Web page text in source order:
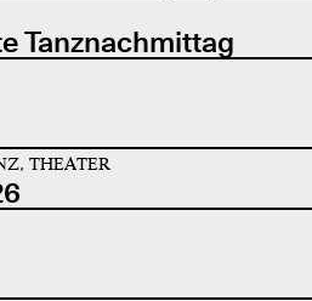
Tanznachmittag
THEATER